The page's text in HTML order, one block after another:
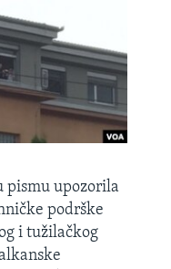
pismu upozorila
podrške
i tužilačkog